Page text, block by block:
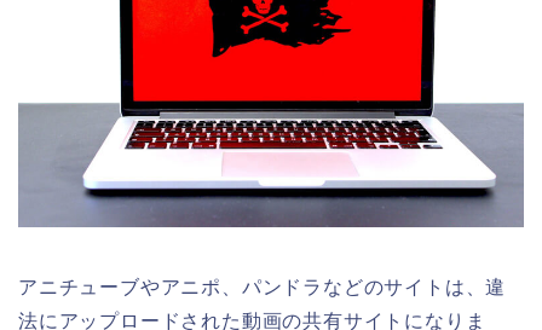
アニチューブやアニポ、パンドラなどのサイトは、違
法にアップロードされた動画の共有サイトになりま